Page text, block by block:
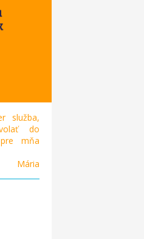
služba,
do
mňa
Mária